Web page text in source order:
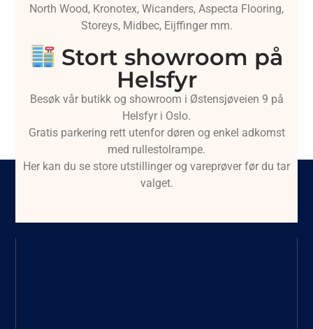
North Wood, Kronotex, Wicanders, Aspecta Flooring,
Storeys, Midbec, Eijffinger mm.
Stort showroom på
Helsfyr
Besøk vår butikk og showroom i Østensjøveien 9 på
Helsfyr i Oslo.
Gratis parkering rett utenfor døren og enkel adkomst
med rullestolrampe.
Her kan du se store utstillinger og vareprøver før du tar
valget.